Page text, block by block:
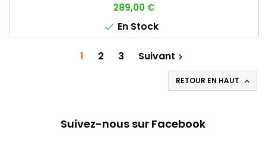
Prix
289,00 €
 En Stock
1 2 3 Suivant 
RETOUR EN HAUT 
Suivez-nous sur Facebook